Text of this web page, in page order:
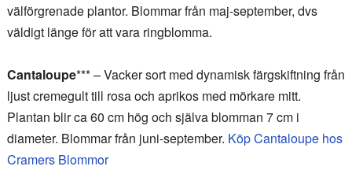
välförgrenade plantor. Blommar från maj-september, dvs
väldigt länge för att vara ringblomma.
Cantaloupe*** – Vacker sort med dynamisk färgskiftning från
ljust cremegult till rosa och aprikos med mörkare mitt.
Plantan blir ca 60 cm hög och själva blomman 7 cm i
diameter. Blommar från juni-september. Köp Cantaloupe hos
Cramers Blommor